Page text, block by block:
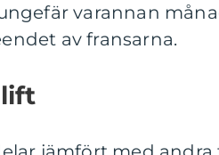
varannan
av fransarna.